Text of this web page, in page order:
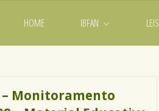
Brasil
AMAMENTAR
HOME IBFAN LEIS
– Monitoramento